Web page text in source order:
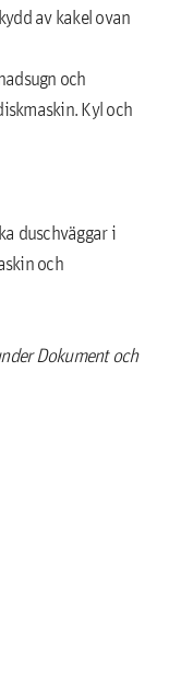
av kakel ovan
och
Kyl och
duschväggar i
och
Dokument och